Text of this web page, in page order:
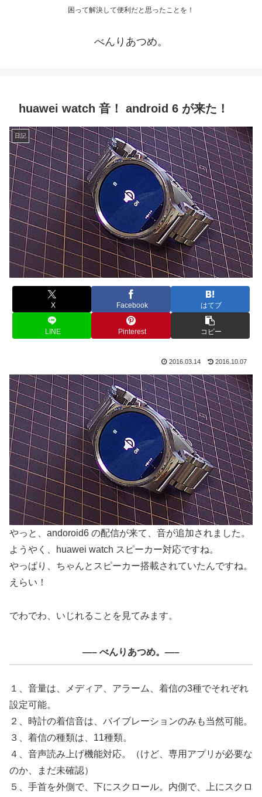
困って解決して便利だと思ったことを！
べんりあつめ。
huawei watch 音！ android 6 が来た！
日記
X Facebook はてブ
LINE Pinterest コピー
2016.03.14 2016.10.07
やっと、andoroid6 の配信が来て、音が追加されました。
ようやく、huawei watch スピーカー対応ですね。
やっぱり、ちゃんとスピーカー搭載されていたんですね。
えらい！
でわでわ、いじれることを見てみます。
—– べんりあつめ。—–
１、音量は、メディア、アラーム、着信の3種でそれぞれ
設定可能。
２、時計の着信音は、バイブレーションのみも当然可能。
３、着信の種類は、11種類。
４、音声読み上げ機能対応。（けど、専用アプリが必要な
のか、まだ未確認）
５、手首を外側で、下にスクロール。内側で、上にスクロ